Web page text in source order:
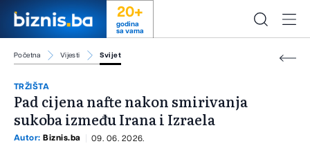
20+
godina
sa vama
Početna Vijesti Svijet
TRŽIŠTA
Pad cijena nafte nakon smirivanja
sukoba između Irana i Izraela
Autor: Biznis.ba 09. 06. 2026.